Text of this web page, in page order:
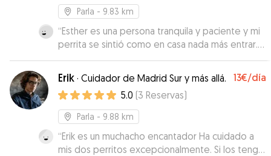
Parla - 9.83 km
“Esther es una persona tranquila y paciente y mi
perrita se sintió como en casa nada más entrar.
También se comunicó bien comigo durante lá
estancia, manteniendo a mi informada sobre el
bienestar de mi mimada perrita.”
Erik · Cuidador de Madrid Sur y más allá. 13€/día
5.0 (3 Reservas)
Parla - 9.88 km
“Erik es un muchacho encantador Ha cuidado a
mis dos perritos excepcionalmente. Si los tengo